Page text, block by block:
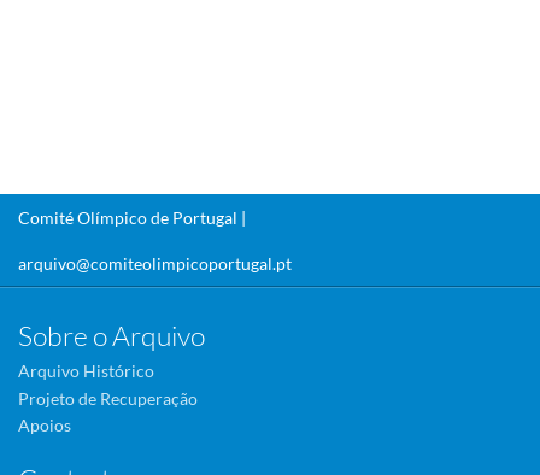
Comité Olímpico de Portugal |
arquivo@comiteolimpicoportugal.pt
Sobre o Arquivo
Arquivo Histórico
Projeto de Recuperação
Apoios